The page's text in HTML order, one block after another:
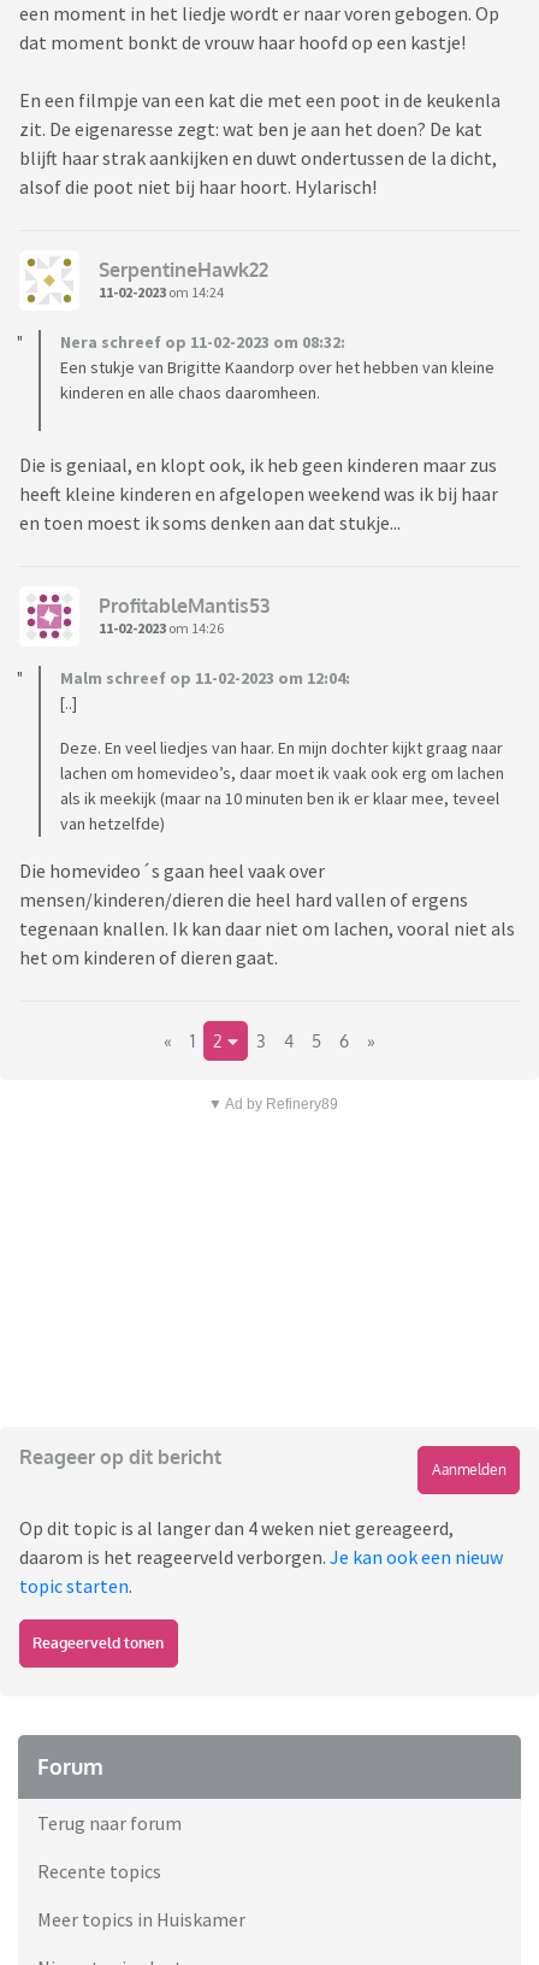
een moment in het liedje wordt er naar voren gebogen. Op
dat moment bonkt de vrouw haar hoofd op een kastje!
En een filmpje van een kat die met een poot in de keukenla
zit. De eigenaresse zegt: wat ben je aan het doen? De kat
blijft haar strak aankijken en duwt ondertussen de la dicht,
alsof die poot niet bij haar hoort. Hylarisch!
SerpentineHawk22
11-02-2023 om 14:24
Nera schreef op 11-02-2023 om 08:32:
Een stukje van Brigitte Kaandorp over het hebben van kleine
kinderen en alle chaos daaromheen.
Die is geniaal, en klopt ook, ik heb geen kinderen maar zus
heeft kleine kinderen en afgelopen weekend was ik bij haar
en toen moest ik soms denken aan dat stukje...
ProfitableMantis53
11-02-2023 om 14:26
Malm schreef op 11-02-2023 om 12:04:
[..]
Deze. En veel liedjes van haar. En mijn dochter kijkt graag naar
lachen om homevideo’s, daar moet ik vaak ook erg om lachen
als ik meekijk (maar na 10 minuten ben ik er klaar mee, teveel
van hetzelfde)
Die homevideo´s gaan heel vaak over
mensen/kinderen/dieren die heel hard vallen of ergens
tegenaan knallen. Ik kan daar niet om lachen, vooral niet als
het om kinderen of dieren gaat.
« 1 2 3 4 5 6 »
▼ Ad by Refinery89
Reageer op dit bericht
Aanmelden
Op dit topic is al langer dan 4 weken niet gereageerd,
daarom is het reageerveld verborgen. Je kan ook een nieuw
topic starten.
Reageerveld tonen
Forum
Terug naar forum
Recente topics
Meer topics in Huiskamer